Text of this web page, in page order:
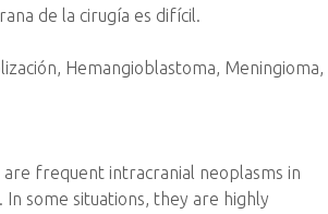
de la cirugía es difícil.
Hemangioblastoma, Meningioma,
frequent intracranial neoplasms in
some situations, they are highly